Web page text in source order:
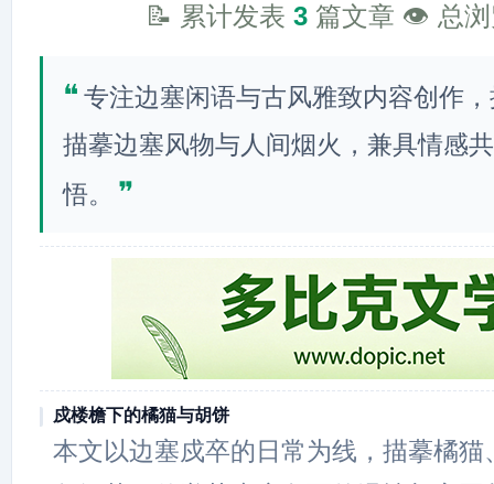
📝 累计发表 3篇文章 👁️ 总
❝ 专注边塞闲语与古风雅致内容创作
描摹边塞风物与人间烟火，兼具情感
悟。
❞
戍楼檐下的橘猫与胡饼
本文以边塞戍卒的日常为线，描摹橘猫